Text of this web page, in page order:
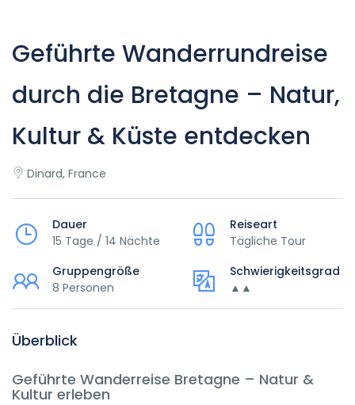
Geführte Wanderrundreise
durch die Bretagne – Natur,
Kultur & Küste entdecken
Dinard, France
Dauer
15 Tage / 14 Nächte
Reiseart
Tägliche Tour
Gruppengröße
8 Personen
Schwierigkeitsgrad
▲▲
Überblick
Geführte Wanderreise Bretagne – Natur &
Kultur erleben